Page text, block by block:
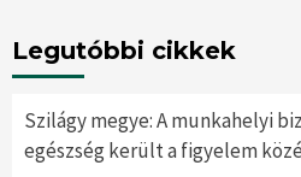
Legutóbbi cikkek
Szilágy megye: A munkahelyi
egészség került a figyelem